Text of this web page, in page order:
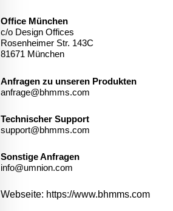
Office München
c/o Design Offices
Rosenheimer Str. 143C
81671 München
Anfragen zu unseren Produkten
anfrage@bhmms.com
Technischer Support
support@bhmms.com
Sonstige Anfragen
info@umnion.com
Webseite: https://www.bhmms.com